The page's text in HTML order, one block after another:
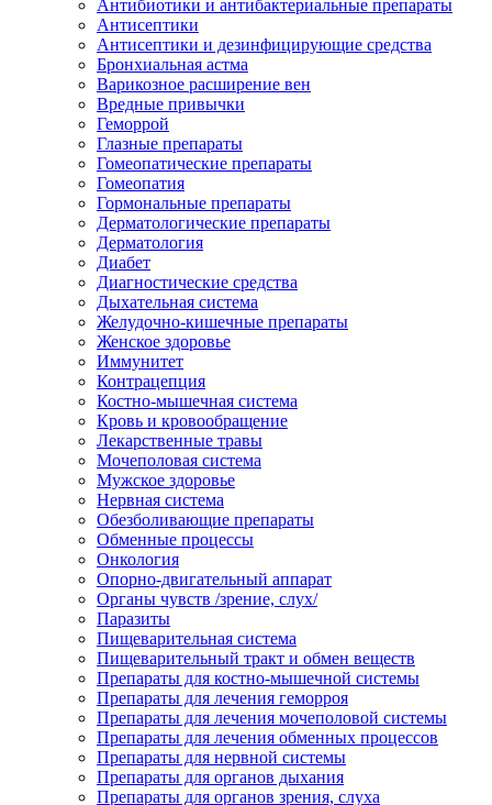
Антибиотики и антибактериальные препараты
Антисептики
Антисептики и дезинфицирующие средства
Бронхиальная астма
Варикозное расширение вен
Вредные привычки
Геморрой
Глазные препараты
Гомеопатические препараты
Гомеопатия
Гормональные препараты
Дерматологические препараты
Дерматология
Диабет
Диагностические средства
Дыхательная система
Желудочно-кишечные препараты
Женское здоровье
Иммунитет
Контрацепция
Костно-мышечная система
Кровь и кровообращение
Лекарственные травы
Мочеполовая система
Мужское здоровье
Нервная система
Обезболивающие препараты
Обменные процессы
Онкология
Опорно-двигательный аппарат
Органы чувств /зрение, слух/
Паразиты
Пищеварительная система
Пищеварительный тракт и обмен веществ
Препараты для костно-мышечной системы
Препараты для лечения геморроя
Препараты для лечения мочеполовой системы
Препараты для лечения обменных процессов
Препараты для нервной системы
Препараты для органов дыхания
Препараты для органов зрения, слуха